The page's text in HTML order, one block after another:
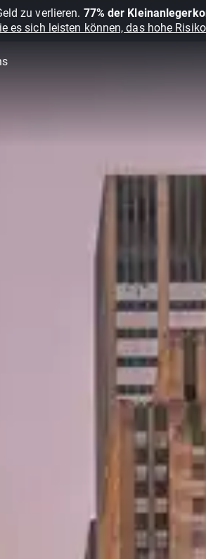
zu verlieren. 77% der
es sich leisten können, das hohe